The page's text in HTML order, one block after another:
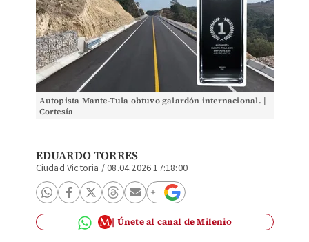
Autopista Mante-Tula obtuvo galardón internacional. |
Cortesía
EDUARDO TORRES
Ciudad Victoria /08.04.2026 17:18:00
Únete al canal de Milenio